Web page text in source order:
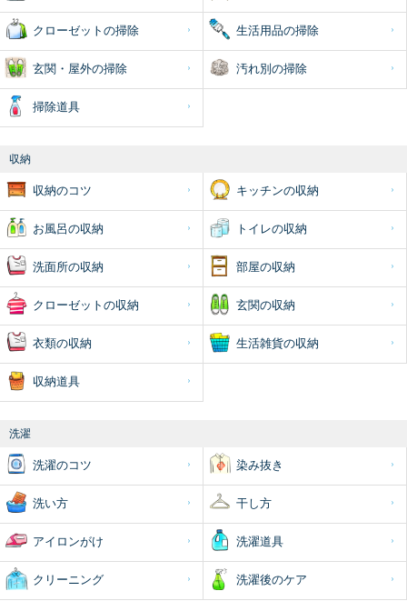
クローゼットの掃除 生活用品の掃除
玄関・屋外の掃除 汚れ別の掃除
掃除道具
収納
収納のコツ キッチンの収納
お風呂の収納 トイレの収納
洗面所の収納 部屋の収納
クローゼットの収納 玄関の収納
衣類の収納 生活雑貨の収納
収納道具
洗濯
洗濯のコツ 染み抜き
洗い方 干し方
アイロンがけ 洗濯道具
クリーニング 洗濯後のケア